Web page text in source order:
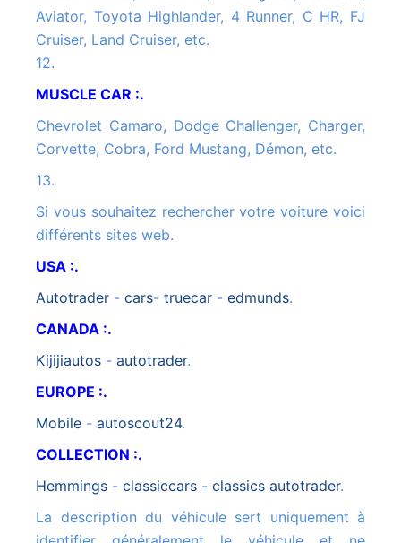
Aviator, Toyota Highlander, 4 Runner, C HR, FJ
Cruiser, Land Cruiser, etc.
12.
MUSCLE CAR :.
Chevrolet Camaro, Dodge Challenger, Charger,
Corvette, Cobra, Ford Mustang, Démon, etc.
13.
Si vous souhaitez rechercher votre voiture voici
différents sites web.
USA :.
autotrader - cars- truecar - edmunds.
CANADA :.
kijijiautos - autotrader.
EUROPE :.
mobile - autoscout24.
COLLECTION :.
hemmings - classiccars - classics autotrader.
La description du véhicule sert uniquement à